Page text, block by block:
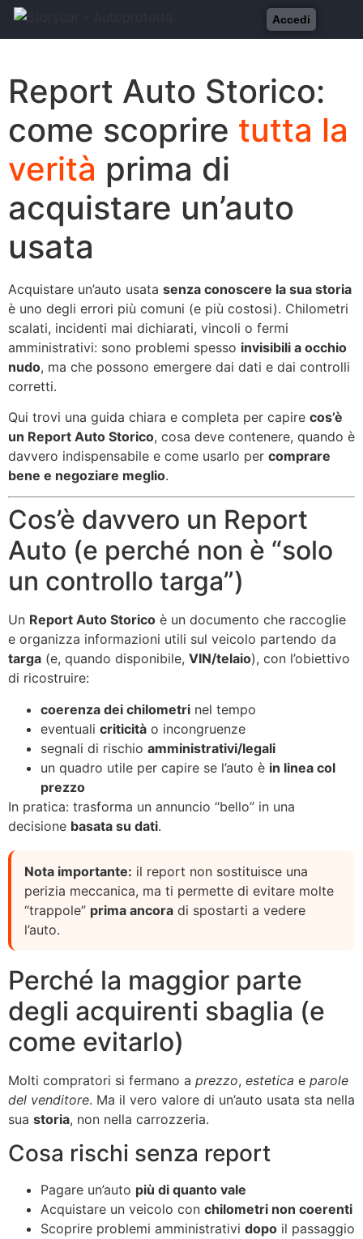
Accedi
Report Auto Storico:
come scoprire tutta la
verità prima di
acquistare un’auto
usata
Acquistare un’auto usata senza conoscere la sua storia
è uno degli errori più comuni (e più costosi). Chilometri
scalati, incidenti mai dichiarati, vincoli o fermi
amministrativi: sono problemi spesso invisibili a occhio
nudo, ma che possono emergere dai dati e dai controlli
corretti.
Qui trovi una guida chiara e completa per capire cos’è
un Report Auto Storico, cosa deve contenere, quando è
davvero indispensabile e come usarlo per comprare
bene e negoziare meglio.
Cos’è davvero un Report
Auto (e perché non è “solo
un controllo targa”)
Un Report Auto Storico è un documento che raccoglie
e organizza informazioni utili sul veicolo partendo da
targa (e, quando disponibile, VIN/telaio), con l’obiettivo
di ricostruire:
coerenza dei chilometri nel tempo
eventuali criticità o incongruenze
segnali di rischio amministrativi/legali
un quadro utile per capire se l’auto è in linea col
prezzo
In pratica: trasforma un annuncio “bello” in una
decisione basata su dati.
Nota importante: il report non sostituisce una
perizia meccanica, ma ti permette di evitare molte
“trappole” prima ancora di spostarti a vedere
l’auto.
Perché la maggior parte
degli acquirenti sbaglia (e
come evitarlo)
Molti compratori si fermano a prezzo, estetica e parole
del venditore. Ma il vero valore di un’auto usata sta nella
sua storia, non nella carrozzeria.
Cosa rischi senza report
Pagare un’auto più di quanto vale
Acquistare un veicolo con chilometri non coerenti
Scoprire problemi amministrativi dopo il passaggio